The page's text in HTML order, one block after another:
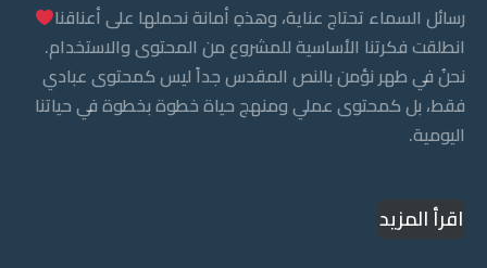
رسائل السماء تحتاج عناية، وهذهِ أمانة نحملها على أعناقنا
انطلقت فكرتنا الأساسية للمشروع من المحتوى والاستخدام.
نحنُ في طهر نؤمن بالنص المقدس جداً ليس كمحتوى عبادي
فقط، بل كمحتوى عملي ومنهج حياة خطوة بخطوة في حياتنا
اليومية.
اقرأ المزيد